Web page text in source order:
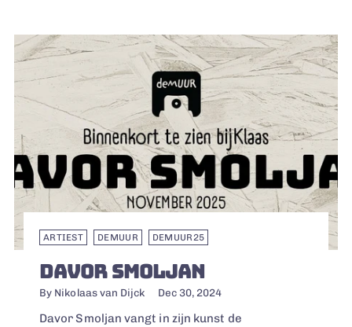
ARTIEST DEMUUR DEMUUR25
DAVOR SMOLJAN
By Nikolaas van Dijck Dec 30, 2024
Davor Smoljan vangt in zijn kunst de